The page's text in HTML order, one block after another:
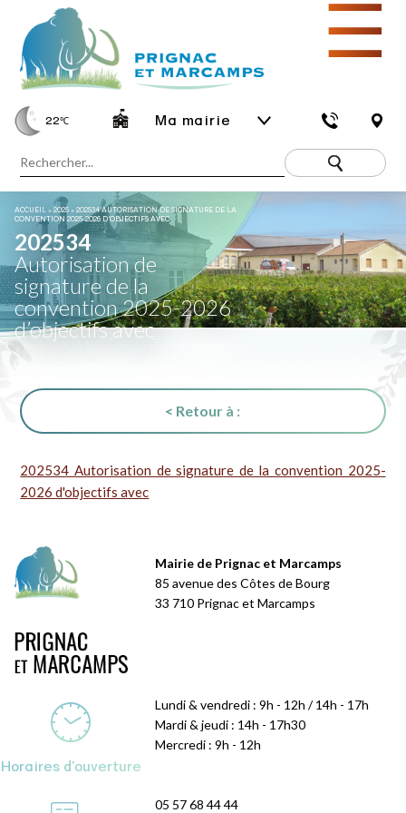
22℃ Ma mairie
☰
ACCUEIL »2025 »202534 AUTORISATION DE SIGNATURE DE LA
CONVENTION 2025-2026 D’OBJECTIFS AVEC
202534
Autorisation de
signature de la
convention 2025-2026
d’objectifs avec
< Retour à :
202534 Autorisation de signature de la convention 2025-
2026 d'objectifs avec
Mairie de Prignac et Marcamps
85 avenue des Côtes de Bourg
33 710 Prignac et Marcamps
Horaires d'ouverture
Lundi & vendredi : 9h - 12h / 14h - 17h
Mardi & jeudi : 14h - 17h30
Mercredi : 9h - 12h
05 57 68 44 44